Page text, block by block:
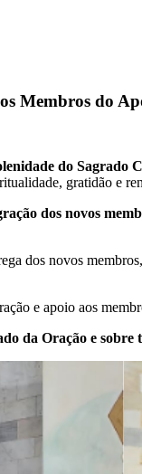
Membros do
do Sagrado
gratidão e
dos novos
dos novos
e apoio aos
da Oração e sobre